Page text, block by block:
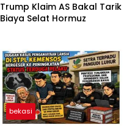
Trump Klaim AS Bakal Tarik
Biaya Selat Hormuz
bekasi